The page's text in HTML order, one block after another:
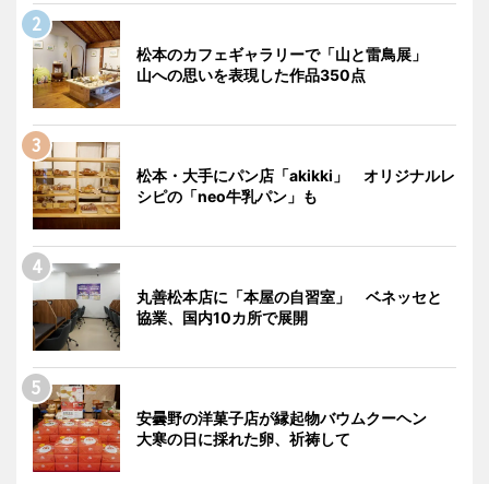
松本のカフェギャラリーで「山と雷鳥展」
山への思いを表現した作品350点
松本・大手にパン店「akikki」 オリジナルレ
シピの「neo牛乳パン」も
丸善松本店に「本屋の自習室」 ベネッセと
協業、国内10カ所で展開
安曇野の洋菓子店が縁起物バウムクーヘン
大寒の日に採れた卵、祈祷して